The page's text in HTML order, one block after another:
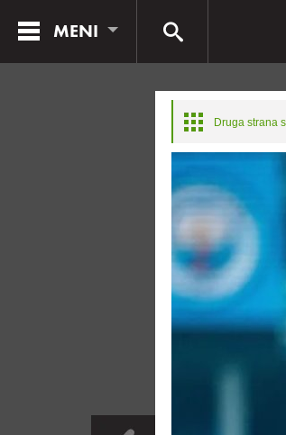
MENI
Druga strana